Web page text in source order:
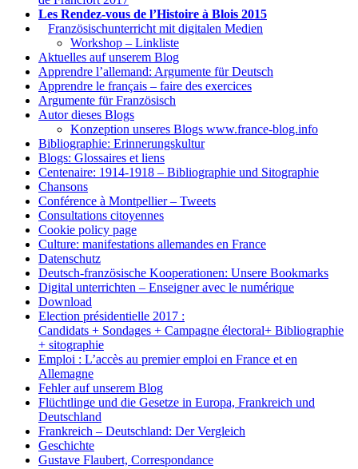
Les Rendez-vous de l’Histoire à Blois 2015
Französischunterricht mit digitalen Medien
Workshop – Linkliste
Aktuelles auf unserem Blog
Apprendre l’allemand: Argumente für Deutsch
Apprendre le français – faire des exercices
Argumente für Französisch
Autor dieses Blogs
Konzeption unseres Blogs www.france-blog.info
Bibliographie: Erinnerungskultur
Blogs: Glossaires et liens
Centenaire: 1914-1918 – Bibliographie und Sitographie
Chansons
Conférence à Montpellier – Tweets
Consultations citoyennes
Cookie policy page
Culture: manifestations allemandes en France
Datenschutz
Deutsch-französische Kooperationen: Unsere Bookmarks
Digital unterrichten – Enseigner avec le numérique
Download
Election présidentielle 2017 :
Candidats + Sondages + Campagne électoral+ Bibliographie
+ sitographie
Emploi : L’accès au premier emploi en France et en
Allemagne
Fehler auf unserem Blog
Flüchtlinge und die Gesetze in Europa, Frankreich und
Deutschland
Frankreich – Deutschland: Der Vergleich
Geschichte
Gustave Flaubert, Correspondance